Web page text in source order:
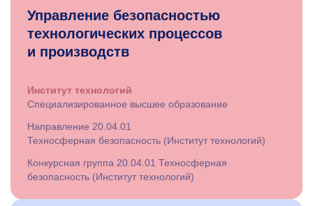
Управление безопасностью
технологических процессов
и производств
Институт технологий
Специализированное высшее образование
Направление 20.04.01
Техносферная безопасность (Институт технологий)
Конкурсная группа 20.04.01 Техносферная
безопасность (Институт технологий)